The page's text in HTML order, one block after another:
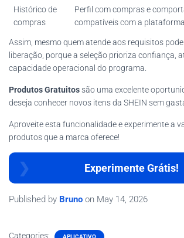
Histórico de
compras
Perfil com compras e
compatíveis com a plataforma
Assim, mesmo quem atende aos requisitos
liberação, porque a seleção prioriza confiança,
capacidade operacional do programa.
Produtos Gratuitossão uma excelente
deseja conhecer novos itens da SHEIN sem
Aproveite esta funcionalidade e experimente a
produtos que a marca oferece!
Experimente Grátis!
Published by Bruno on May 14, 2026
Categories: APLICATIVO